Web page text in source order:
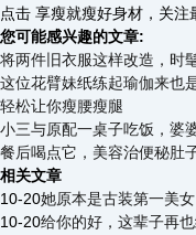
点击 享瘦就瘦好身材，关
您可能感兴趣的文章:
将两件旧衣服这样改造，时
这位花臂妹纸练起瑜伽来也
轻松让你瘦腰瘦腿
小三与原配一桌子吃饭，婆
餐后喝点它，美容治便秘肚
相关文章
10-20她原本是古装第一美
10-20给你的好，这辈子再